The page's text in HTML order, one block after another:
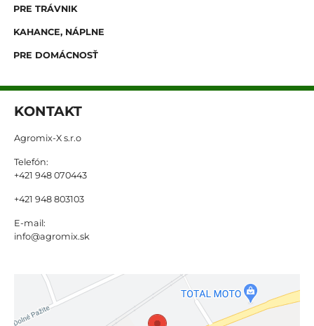
PRE TRÁVNIK
KAHANCE, NÁPLNE
PRE DOMÁCNOSŤ
KONTAKT
Agromix-X s.r.o
Telefón:
+421 948 070443
+421 948 803103
E-mail:
info@agromix.sk